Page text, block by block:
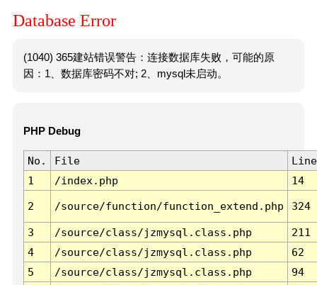
Database Error
(1040) 365建站错误警告：连接数据库失败，可能的原
因：1、数据库密码不对; 2、mysql未启动。
PHP Debug
No. File
Line
1
/index.php 14
2 /source/function/function_extend.php 324
3 /source/class/jzmysql.class.php
211
4
/source/class/jzmysql.class.php
62
5
/source/class/jzmysql.class.php
94